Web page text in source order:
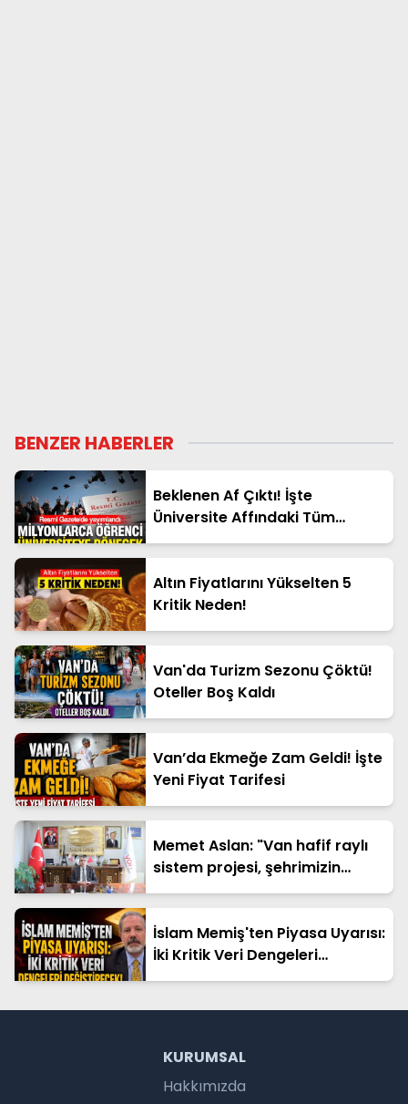
BENZER HABERLER
Beklenen Af Çıktı! İşte
Üniversite Affındaki Tüm
Detaylar
Altın Fiyatlarını Yükselten 5
Kritik Neden!
Van'da Turizm Sezonu Çöktü!
Oteller Boş Kaldı
Van’da Ekmeğe Zam Geldi! İşte
Yeni Fiyat Tarifesi
Memet Aslan: "Van hafif raylı
sistem projesi, şehrimizin
geleceğine yapılan en büyük
İslam Memiş'ten Piyasa Uyarısı:
İki Kritik Veri Dengeleri
Değiştirecek!
KURUMSAL
Hakkımızda